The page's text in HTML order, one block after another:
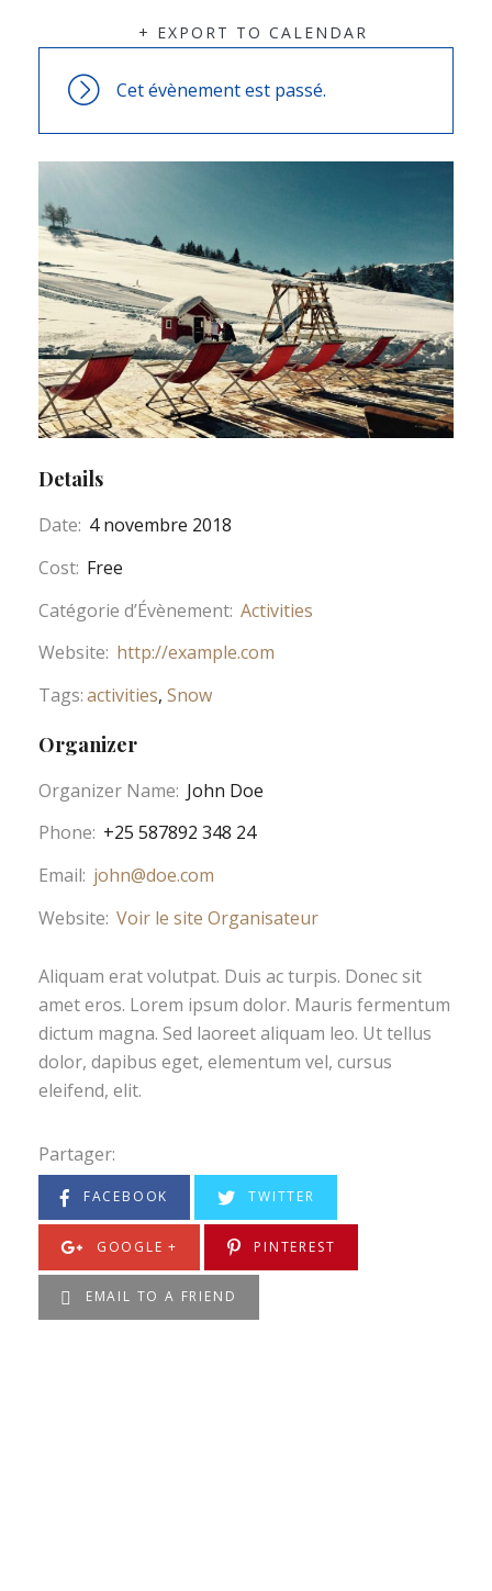
+ EXPORT TO CALENDAR
Cet évènement est passé.
Details
Date: 4 novembre 2018
Cost: Free
Catégorie d’Évènement: Activities
Website: http://example.com
Tags:activities, Snow
Organizer
Organizer Name: John Doe
Phone: +25 587892 348 24
Email: john@doe.com
Website: Voir le site Organisateur
Aliquam erat volutpat. Duis ac turpis. Donec sit
amet eros. Lorem ipsum dolor. Mauris fermentum
dictum magna. Sed laoreet aliquam leo. Ut tellus
dolor, dapibus eget, elementum vel, cursus
eleifend, elit.
Partager:
FACEBOOK TWITTER
GOOGLE + PINTEREST
EMAIL TO A FRIEND